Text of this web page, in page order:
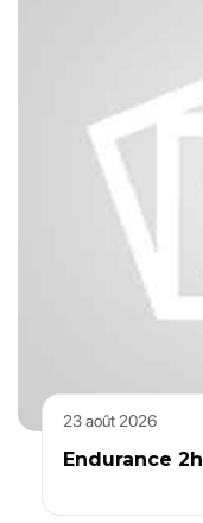
23 août 2026
Endurance